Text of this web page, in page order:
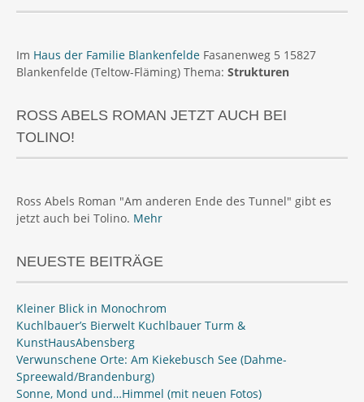
Im Haus der Familie Blankenfelde Fasanenweg 5 15827
Blankenfelde (Teltow-Fläming) Thema: Strukturen
ROSS ABELS ROMAN JETZT AUCH BEI
TOLINO!
Ross Abels Roman "Am anderen Ende des Tunnel" gibt es
jetzt auch bei Tolino. Mehr
NEUESTE BEITRÄGE
Kleiner Blick in Monochrom
Kuchlbauer’s Bierwelt Kuchlbauer Turm &
KunstHausAbensberg
Verwunschene Orte: Am Kiekebusch See (Dahme-
Spreewald/Brandenburg)
Sonne, Mond und…Himmel (mit neuen Fotos)